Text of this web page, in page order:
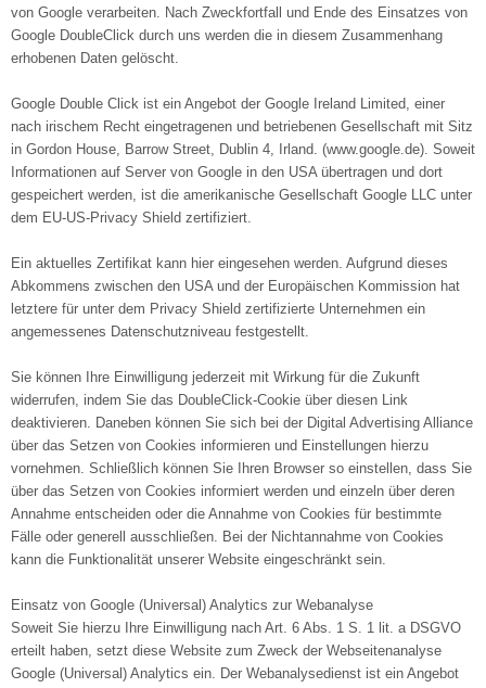
von Google verarbeiten. Nach Zweckfortfall und Ende des Einsatzes von
Google DoubleClick durch uns werden die in diesem Zusammenhang
erhobenen Daten gelöscht.
Google Double Click ist ein Angebot der Google Ireland Limited, einer
nach irischem Recht eingetragenen und betriebenen Gesellschaft mit Sitz
in Gordon House, Barrow Street, Dublin 4, Irland. (www.google.de). Soweit
Informationen auf Server von Google in den USA übertragen und dort
gespeichert werden, ist die amerikanische Gesellschaft Google LLC unter
dem EU-US-Privacy Shield zertifiziert.
Ein aktuelles Zertifikat kann hier eingesehen werden. Aufgrund dieses
Abkommens zwischen den USA und der Europäischen Kommission hat
letztere für unter dem Privacy Shield zertifizierte Unternehmen ein
angemessenes Datenschutzniveau festgestellt.
Sie können Ihre Einwilligung jederzeit mit Wirkung für die Zukunft
widerrufen, indem Sie das DoubleClick-Cookie über diesen Link
deaktivieren. Daneben können Sie sich bei der Digital Advertising Alliance
über das Setzen von Cookies informieren und Einstellungen hierzu
vornehmen. Schließlich können Sie Ihren Browser so einstellen, dass Sie
über das Setzen von Cookies informiert werden und einzeln über deren
Annahme entscheiden oder die Annahme von Cookies für bestimmte
Fälle oder generell ausschließen. Bei der Nichtannahme von Cookies
kann die Funktionalität unserer Website eingeschränkt sein.
Einsatz von Google (Universal) Analytics zur Webanalyse
Soweit Sie hierzu Ihre Einwilligung nach Art. 6 Abs. 1 S. 1 lit. a DSGVO
erteilt haben, setzt diese Website zum Zweck der Webseitenanalyse
Google (Universal) Analytics ein. Der Webanalysedienst ist ein Angebot